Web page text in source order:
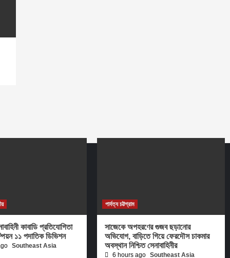
কাবাডি প্রতিযোগিতা
১১ পদাতিক ডিভিশন
Southeast Asia
পার্বত্য চট্টগ্রাম
সাজেকে অপহরণের গুজব ছড়ানোর
অভিযোগ, বাড়িতে গিয়ে ফেরদৌস চাকমার
অবস্থান নিশ্চিত সেনাবাহিনীর
6 hours ago Southeast Asia